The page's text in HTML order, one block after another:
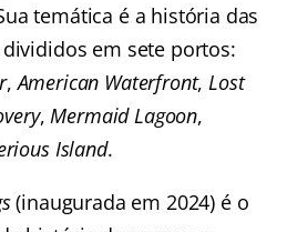
temática é a história das
em sete portos:
,American Waterfront,Lost
,Mermaid Lagoon,
Island.
(inaugurada em 2024) é o